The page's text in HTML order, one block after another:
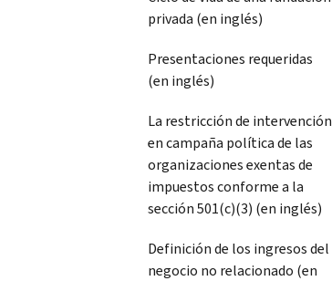
privada (en inglés)
Presentaciones requeridas
(en inglés)
La restricción de intervención
en campaña política de las
organizaciones exentas de
impuestos conforme a la
sección 501(c)(3) (en inglés)
Definición de los ingresos del
negocio no relacionado (en